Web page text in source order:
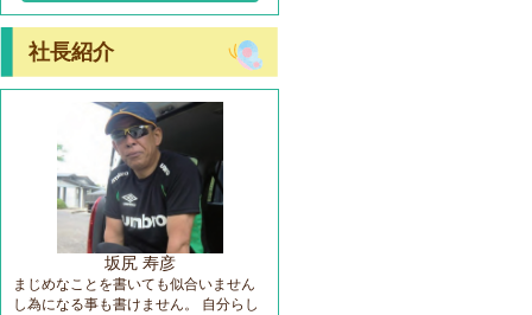
社長紹介
坂尻 寿彦
まじめなことを書いても似合いません
し為になる事も書けません。 自分らし